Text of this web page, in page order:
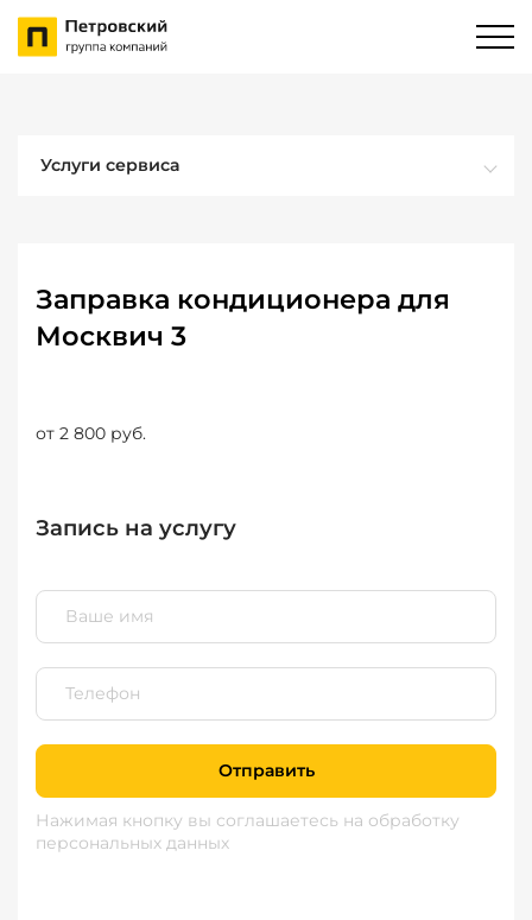
Услуги сервиса
Заправка кондиционера для
Москвич 3
от 2 800 руб.
Запись на услугу
Отправить
Нажимая кнопку вы соглашаетесь на обработку
персональных данных